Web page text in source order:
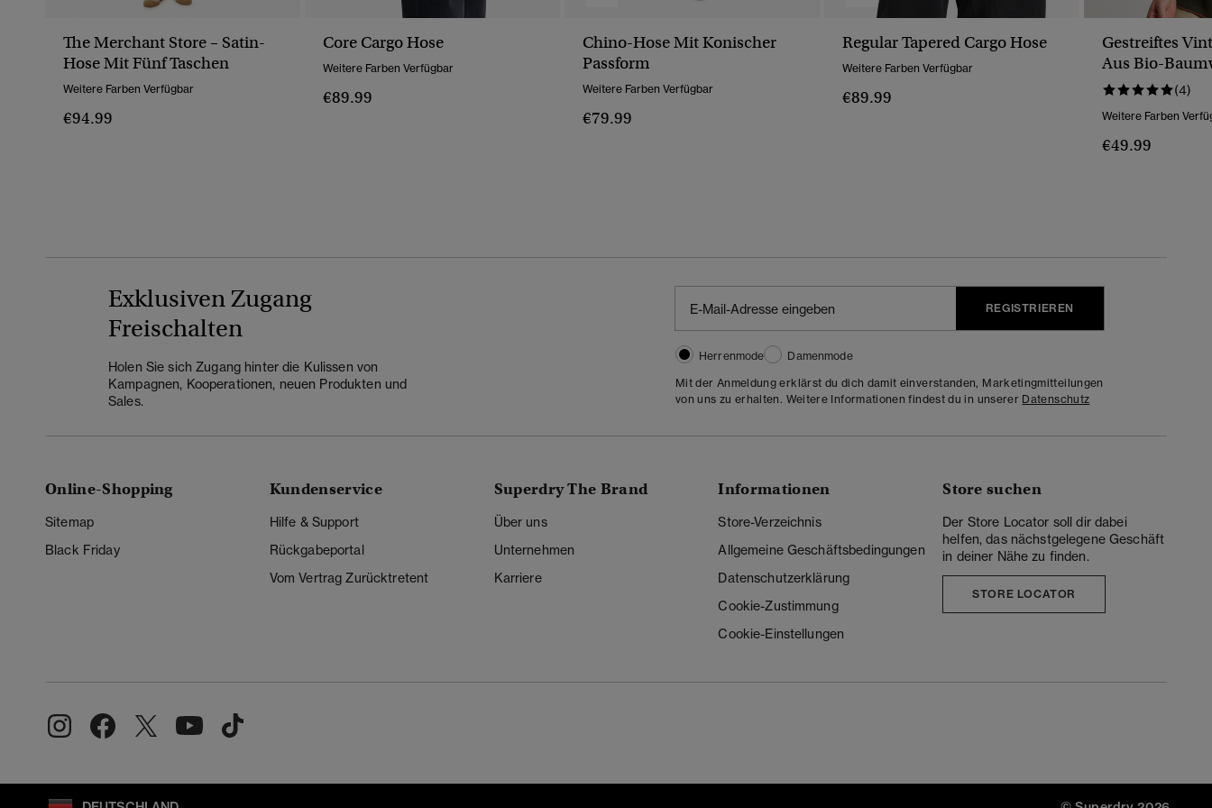
The Merchant Store – Satin-
Hose Mit Fünf Taschen
Weitere Farben Verfügbar
€94.99
Core Cargo Hose
Weitere Farben Verfügbar
€89.99
Chino-Hose Mit Konischer
Passform
Weitere Farben Verfügbar
€79.99
Regular Tapered Cargo Hose
Weitere Farben Verfügbar
€89.99
Gestreiftes
Aus Bio-
(4)
Weitere Farben
€49.99
Exklusiven Zugang
Freischalten
Holen Sie sich Zugang hinter die Kulissen von
Kampagnen, Kooperationen, neuen Produkten und
Sales.
REGISTRIEREN
Herrenmode
Damenmode
Mit der Anmeldung erklärst du dich damit einverstanden, Marketingmitteilungen
von uns zu erhalten. Weitere Informationen findest du in unserer Datenschutz
Online-Shopping
Sitemap
Black Friday
Kundenservice
Hilfe & Support
Rückgabeportal
Vom Vertrag Zurücktretent
Superdry The Brand
Über uns
Unternehmen
Karriere
Informationen
Store-Verzeichnis
Allgemeine Geschäftsbedingungen
Datenschutzerklärung
Cookie-Zustimmung
Cookie-Einstellungen
Store suchen
Der Store Locator soll dir dabei
helfen, das nächstgelegene Geschäft
in deiner Nähe zu finden.
STORE LOCATOR